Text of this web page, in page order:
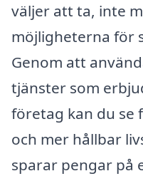
väljer att ta, inte
möjligheterna för
Genom att
tjänster som
företag kan du se
och mer hållbar
sparar pengar på